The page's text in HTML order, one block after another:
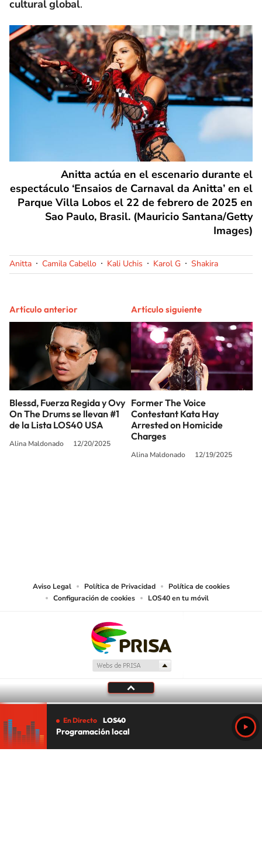
cultural global.
Anitta actúa en el escenario durante el
espectáculo ‘Ensaios de Carnaval da Anitta’ en el
Parque Villa Lobos el 22 de febrero de 2025 en
Sao Paulo, Brasil. (Mauricio Santana/Getty
Images)
Anitta Camila Cabello Kali Uchis Karol G Shakira
Artículo anterior
Blessd, Fuerza Regida y Ovy
On The Drums se llevan #1
de la Lista LOS40 USA
Alina Maldonado 12/20/2025
Artículo siguiente
Former The Voice
Contestant Kata Hay
Arrested on Homicide
Charges
Alina Maldonado 12/19/2025
Aviso Legal Política de Privacidad
Política de cookies
Configuración de cookies
LOS40 en tu móvil
En Directo LOS40
Programación local